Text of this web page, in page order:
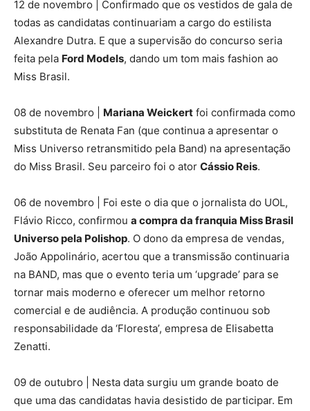
12 de novembro | Confirmado que os vestidos de gala de
todas as candidatas continuariam a cargo do estilista
Alexandre Dutra. E que a supervisão do concurso seria
feita pela Ford Models, dando um tom mais fashion ao
Miss Brasil.
08 de novembro | Mariana Weickert foi confirmada como
substituta de Renata Fan (que continua a apresentar o
Miss Universo retransmitido pela Band) na apresentação
do Miss Brasil. Seu parceiro foi o ator Cássio Reis.
06 de novembro | Foi este o dia que o jornalista do UOL,
Flávio Ricco, confirmou a compra da franquia Miss Brasil
Universo pela Polishop. O dono da empresa de vendas,
João Appolinário, acertou que a transmissão continuaria
na BAND, mas que o evento teria um ‘upgrade’ para se
tornar mais moderno e oferecer um melhor retorno
comercial e de audiência. A produção continuou sob
responsabilidade da ‘Floresta’, empresa de Elisabetta
Zenatti.
09 de outubro | Nesta data surgiu um grande boato de
que uma das candidatas havia desistido de participar. Em